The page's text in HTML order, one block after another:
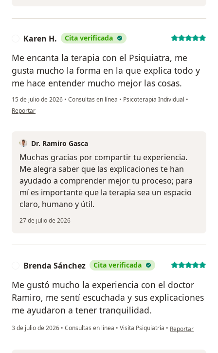
Karen H. Cita verificada
Me encanta la terapia con el Psiquiatra, me
gusta mucho la forma en la que explica todo y
me hace entender mucho mejor las cosas.
15 de julio de 2026 • Consultas en línea • Psicoterapia Individual •
en opinión del usuario Karen H.
Reportar
Dr. Ramiro Gasca
Muchas gracias por compartir tu experiencia.
Me alegra saber que las explicaciones te han
ayudado a comprender mejor tu proceso; para
mí es importante que la terapia sea un espacio
claro, humano y útil.
27 de julio de 2026
Brenda Sánchez Cita verificada
Me gustó mucho la experiencia con el doctor
Ramiro, me sentí escuchada y sus explicaciones
me ayudaron a tener tranquilidad.
3 de julio de 2026 • Consultas en línea • Visita Psiquiatría • en opinión del
Reportar